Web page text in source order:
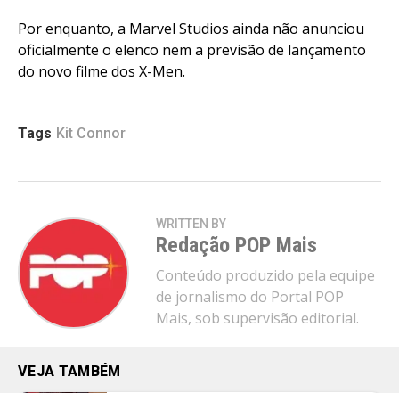
Por enquanto, a Marvel Studios ainda não anunciou
oficialmente o elenco nem a previsão de lançamento
do novo filme dos X-Men.
Tags Kit Connor
WRITTEN BY
Redação POP Mais
Conteúdo produzido pela equipe
de jornalismo do Portal POP
Mais, sob supervisão editorial.
VEJA TAMBÉM